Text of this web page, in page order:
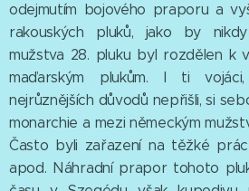
odejmutím bojového praporu a
rakouských pluků, jako by
mužstva 28. pluku byl rozdělen k
maďarským plukům. I ti
nejrůznějších důvodů nepřišli, si
monarchie a mezi německým
Často byli zařazení na těžké
apod. Náhradní prapor tohoto